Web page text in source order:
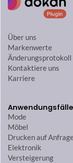
Über uns
Markenwerte
Änderungsprotokoll
Kontaktiere uns
Karriere
Anwendungsfälle
Mode
Möbel
Drucken auf
Elektronik
Versteigerung